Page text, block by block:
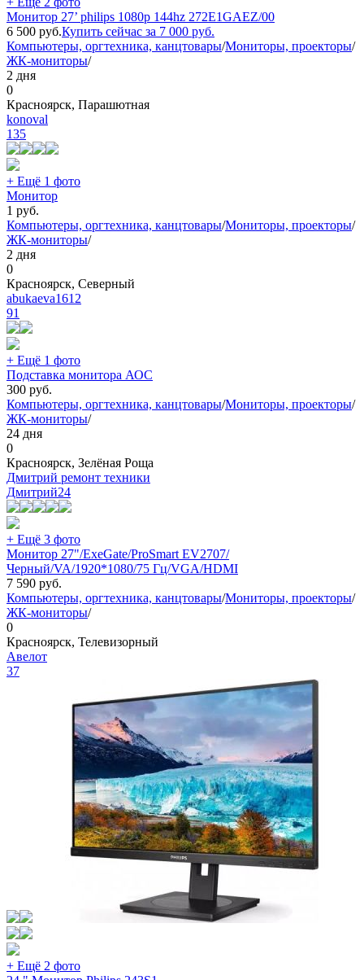
Монитор 27’ philips 1080p 144hz 272E1GAEZ/00
6 500 руб.Купить сейчас за 7 000 руб.
Компьютеры, оргтехника, канцтовары/Мониторы, проекторы/
ЖК-мониторы/
2 дня
0
Красноярск, Парашютная
konoval
135
+ Ещё 1 фото
Монитор
1 руб.
Компьютеры, оргтехника, канцтовары/Мониторы, проекторы/
ЖК-мониторы/
2 дня
0
Красноярск, Северный
abukaeva1612
91
+ Ещё 1 фото
Подставка монитора АОС
300 руб.
Компьютеры, оргтехника, канцтовары/Мониторы, проекторы/
ЖК-мониторы/
24 дня
0
Красноярск, Зелёная Роща
Дмитрий ремонт техники
Дмитрий24
+ Ещё 3 фото
Монитор 27"/ExeGate/ProSmart EV2707/
Черный/VA/1920*1080/75 Гц/VGA/HDMI
7 590 руб.
Компьютеры, оргтехника, канцтовары/Мониторы, проекторы/
ЖК-мониторы/
0
Красноярск, Телевизорный
Авелот
37
+ Ещё 2 фото